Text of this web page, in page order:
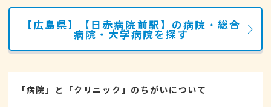
【広島県】【日赤病院前駅】の病院・総合
病院・大学病院を探す
「病院」と「クリニック」のちがいについて